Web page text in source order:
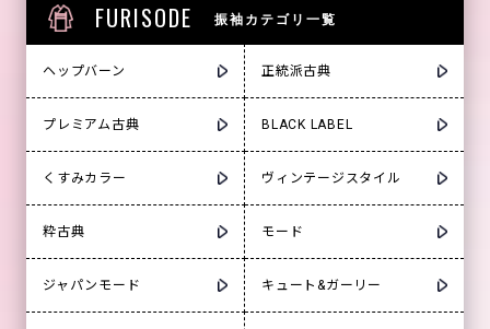
FURISODE 振袖カテゴリ一覧
ヘップバーン 正統派古典
プレミアム古典 BLACK LABEL
くすみカラー ヴィンテージスタイル
粋古典 モード
ジャパンモード キュート&ガーリー